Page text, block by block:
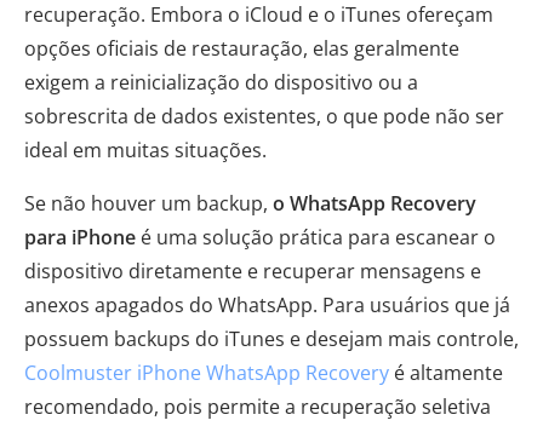
recuperação. Embora o iCloud e o iTunes ofereçam
opções oficiais de restauração, elas geralmente
exigem a reinicialização do dispositivo ou a
sobrescrita de dados existentes, o que pode não ser
ideal em muitas situações.
Se não houver um backup, o WhatsApp Recovery
para iPhone é uma solução prática para escanear o
dispositivo diretamente e recuperar mensagens e
anexos apagados do WhatsApp. Para usuários que já
possuem backups do iTunes e desejam mais controle,
Coolmuster iPhone WhatsApp Recovery é altamente
recomendado, pois permite a recuperação seletiva